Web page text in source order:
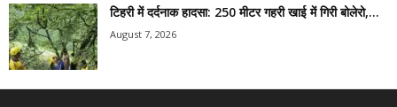
टिहरी में दर्दनाक हादसा: 250 मीटर गहरी खाई में गिरी बोलेरो,...
August 7, 2026